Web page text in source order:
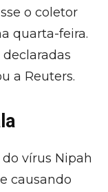
o coletor
quarta-feira.
a Reuters.
vírus Nipah
causando